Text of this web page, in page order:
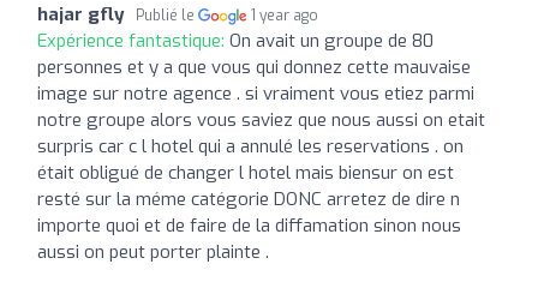
hajar gfly Publié le 1 year ago
Expérience fantastique: On avait un groupe de 80
personnes et y a que vous qui donnez cette mauvaise
image sur notre agence . si vraiment vous etiez parmi
notre groupe alors vous saviez que nous aussi on etait
surpris car c l hotel qui a annulé les reservations . on
était obligué de changer l hotel mais biensur on est
resté sur la méme catégorie DONC arretez de dire n
importe quoi et de faire de la diffamation sinon nous
aussi on peut porter plainte .